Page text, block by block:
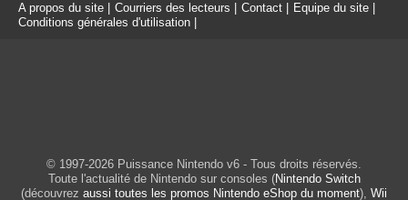
A propos du site Courriers des lecteurs Contact Equipe du site
Conditions générales d'utilisation
© 1997-2026 Puissance Nintendo v6 - Tous droits réservés.
Toute l'actualité de Nintendo sur consoles (Nintendo Switch
(découvrez aussi toutes les promos Nintendo eShop du moment), Wii